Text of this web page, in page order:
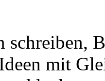
mit